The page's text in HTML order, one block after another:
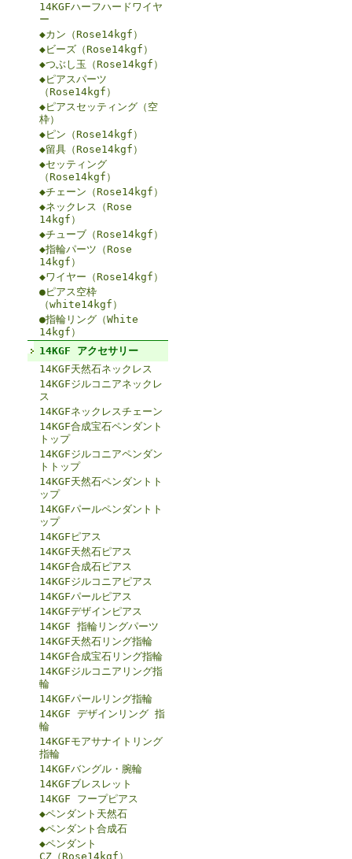
14KGFハーフハードワイヤ
ー
◆カン（Rose14kgf）
◆ビーズ（Rose14kgf）
◆つぶし玉（Rose14kgf）
◆ピアスパーツ
（Rose14kgf）
◆ピアスセッティング（空
枠）
◆ピン（Rose14kgf）
◆留具（Rose14kgf）
◆セッティング
（Rose14kgf）
◆チェーン（Rose14kgf）
◆ネックレス（Rose
14kgf）
◆チューブ（Rose14kgf）
◆指輪パーツ（Rose
14kgf）
◆ワイヤー（Rose14kgf）
●ピアス空枠
（white14kgf）
●指輪リング（White
14kgf）
14KGF アクセサリー
14KGF天然石ネックレス
14KGFジルコニアネックレ
ス
14KGFネックレスチェーン
14KGF合成宝石ペンダント
トップ
14KGFジルコニアペンダン
トトップ
14KGF天然石ペンダントト
ップ
14KGFパールペンダントト
ップ
14KGFピアス
14KGF天然石ピアス
14KGF合成石ピアス
14KGFジルコニアピアス
14KGFパールピアス
14KGFデザインピアス
14KGF 指輪リングパーツ
14KGF天然石リング指輪
14KGF合成宝石リング指輪
14KGFジルコニアリング指
輪
14KGFパールリング指輪
14KGF デザインリング 指
輪
14KGFモアサナイトリング
指輪
14KGFバングル・腕輪
14KGFブレスレット
14KGF フープピアス
◆ペンダント天然石
◆ペンダント合成石
◆ペンダント
CZ（Rose14kgf）